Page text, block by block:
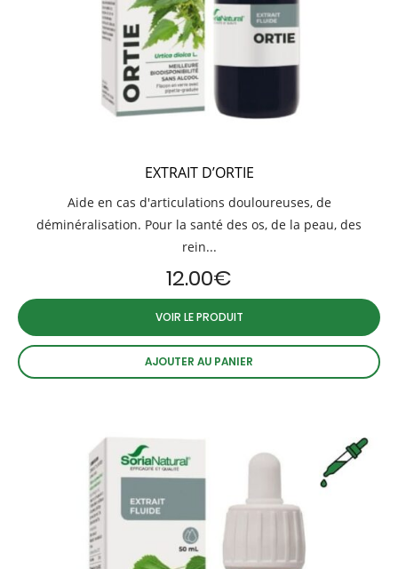
EXTRAIT D’ORTIE
Aide en cas d'articulations douloureuses, de
déminéralisation. Pour la santé des os, de la peau, des
rein...
12.00€
VOIR LE PRODUIT
AJOUTER AU PANIER